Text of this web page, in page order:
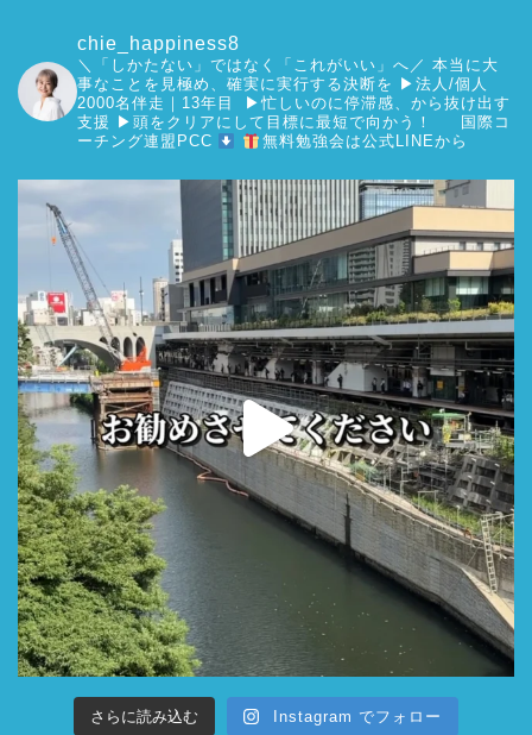
chie_happiness8
＼「しかたない」ではなく「これがいい」へ／ 本当に大
事なことを見極め、確実に実行する決断を ▶︎法人/個人
2000名伴走｜13年目 ▶︎忙しいのに停滞感、から抜け出す
支援 ▶︎頭をクリアにして目標に最短で向かう！
国際コ
ーチング連盟PCC
無料勉強会は公式LINEから
さらに読み込む Instagram でフォロー